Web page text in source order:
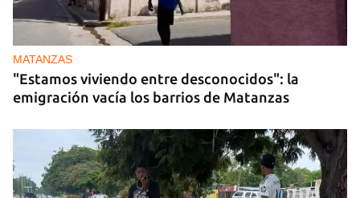
MATANZAS
"Estamos viviendo entre desconocidos": la
emigración vacía los barrios de Matanzas